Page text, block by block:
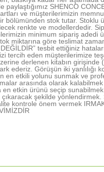
SHENCO
ve müşterilerimizin
stok tutar. Stoklu
renkte ve modellerdedir.
minimum sipariş
miktarına göre teslimat
tesbit ettiğiniz
tercih eden müşterilerimize
derlenen kitabın
Görüşün iki yanlılığı
en etkili yolunu sunmak ve
arasında olarak
etkin ürünü seçip
şekilde
kontrole önem vermek